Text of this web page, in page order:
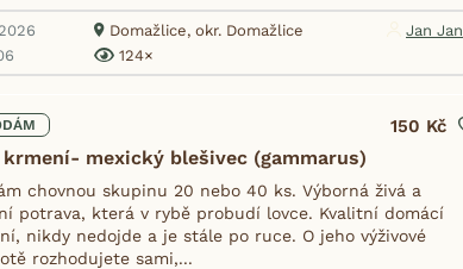
Domažlice, okr. Domažlice
Jan Jan
124×
krmení- mexický blešivec (gammarus)
150 Kč
chovnou skupinu 20 nebo 40 ks. Výborná živá a
potrava, která v rybě probudí lovce. Kvalitní domácí
nikdy nedojde a je stále po ruce. O jeho výživové
rozhodujete sami,...